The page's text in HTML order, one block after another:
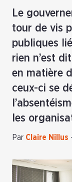
Le
tour de vis
publiques
rien n’est
en matière
ceux-ci se
les
Par Claire Nillus